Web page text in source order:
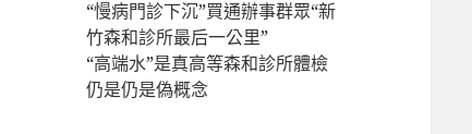
“慢病門診下沉”買通辦事群眾“新
竹森和診所最后一公里”
“高端水”是真高等森和診所體檢
仍是仍是偽概念